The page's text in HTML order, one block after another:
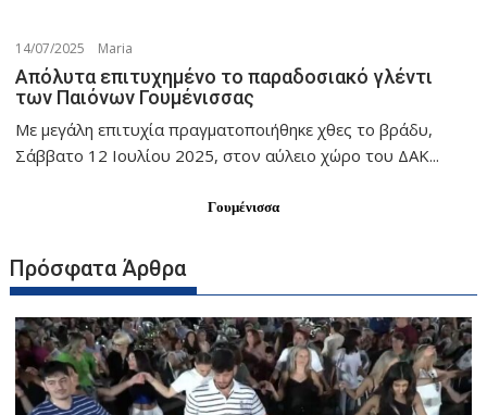
14/07/2025 Maria
Απόλυτα επιτυχημένο το παραδοσιακό γλέντι
των Παιόνων Γουμένισσας
Με μεγάλη επιτυχία πραγματοποιήθηκε χθες το βράδυ,
Σάββατο 12 Ιουλίου 2025, στον αύλειο χώρο του ΔΑΚ...
Γουμένισσα
Πρόσφατα Άρθρα